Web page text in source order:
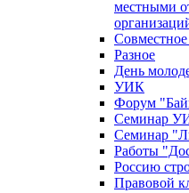
местными
Разное
День
УИК
Форум
Семинар
Семинар
Работы
Россию
Правовой